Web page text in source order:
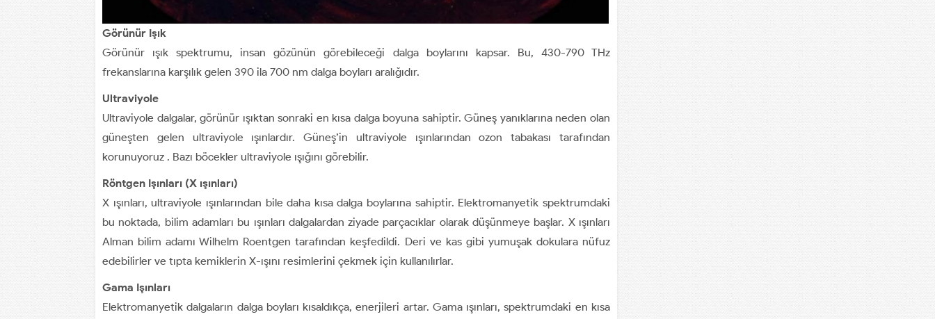
Görünür Işık
Görünür ışık spektrumu, insan gözünün görebileceği dalga boylarını kapsar. Bu, 430-790 THz
frekanslarına karşılık gelen 390 ila 700 nm dalga boyları aralığıdır.
Ultraviyole
Ultraviyole dalgalar, görünür ışıktan sonraki en kısa dalga boyuna sahiptir. Güneş yanıklarına neden olan
güneşten gelen ultraviyole ışınlardır. Güneş’in ultraviyole ışınlarından ozon tabakası tarafından
korunuyoruz . Bazı böcekler ultraviyole ışığını görebilir.
Röntgen Işınları (X ışınları)
X ışınları, ultraviyole ışınlarından bile daha kısa dalga boylarına sahiptir. Elektromanyetik spektrumdaki
bu noktada, bilim adamları bu ışınları dalgalardan ziyade parçacıklar olarak düşünmeye başlar. X ışınları
Alman bilim adamı Wilhelm Roentgen tarafından keşfedildi. Deri ve kas gibi yumuşak dokulara nüfuz
edebilirler ve tıpta kemiklerin X-ışını resimlerini çekmek için kullanılırlar.
Gama Işınları
Elektromanyetik dalgaların dalga boyları kısaldıkça, enerjileri artar. Gama ışınları, spektrumdaki en kısa